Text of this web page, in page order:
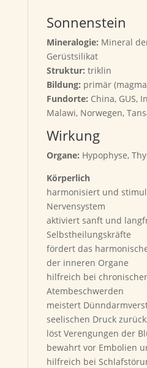
Sonnenstein
Mineralogie: Mineral
Gerüstsilikat
Struktur: triklin
Bildung: primär
Fundorte: China, GUS,
Malawi, Norwegen,
Wirkung
Organe: Hypophyse,
Körperlich
harmonisiert und
Nervensystem
aktiviert sanft und
Selbstheilungskräfte
fördert das
der inneren Organe
hilfreich bei
Atembeschwerden
meistert
seelischen Druck
löst Verengungen der
bewahrt vor Embolien
hilfreich bei